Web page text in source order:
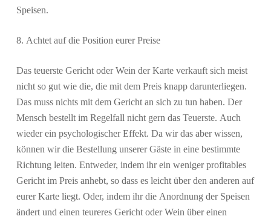
Speisen.
8. Achtet auf die Position eurer Preise
Das teuerste Gericht oder Wein der Karte verkauft sich meist
nicht so gut wie die, die mit dem Preis knapp darunterliegen.
Das muss nichts mit dem Gericht an sich zu tun haben. Der
Mensch bestellt im Regelfall nicht gern das Teuerste. Auch
wieder ein psychologischer Effekt. Da wir das aber wissen,
können wir die Bestellung unserer Gäste in eine bestimmte
Richtung leiten. Entweder, indem ihr ein weniger profitables
Gericht im Preis anhebt, so dass es leicht über den anderen auf
eurer Karte liegt. Oder, indem ihr die Anordnung der Speisen
ändert und einen teureres Gericht oder Wein über einen